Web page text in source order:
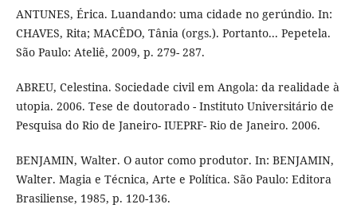
ANTUNES, Érica. Luandando: uma cidade no gerúndio. In:
CHAVES, Rita; MACÊDO, Tânia (orgs.). Portanto... Pepetela.
São Paulo: Ateliê, 2009, p. 279- 287.
ABREU, Celestina. Sociedade civil em Angola: da realidade à
utopia. 2006. Tese de doutorado - Instituto Universitário de
Pesquisa do Rio de Janeiro- IUEPRF- Rio de Janeiro. 2006.
BENJAMIN, Walter. O autor como produtor. In: BENJAMIN,
Walter. Magia e Técnica, Arte e Política. São Paulo: Editora
Brasiliense, 1985, p. 120-136.